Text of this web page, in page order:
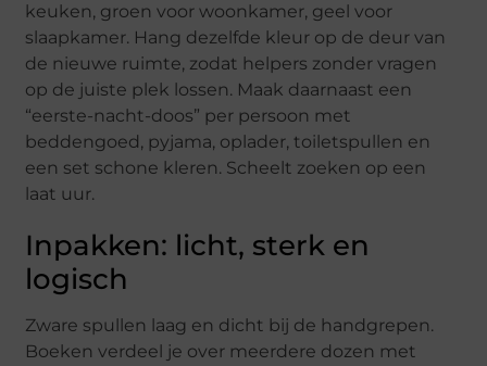
keuken, groen voor woonkamer, geel voor
slaapkamer. Hang dezelfde kleur op de deur van
de nieuwe ruimte, zodat helpers zonder vragen
op de juiste plek lossen. Maak daarnaast een
“eerste-nacht-doos” per persoon met
beddengoed, pyjama, oplader, toiletspullen en
een set schone kleren. Scheelt zoeken op een
laat uur.
Inpakken: licht, sterk en
logisch
Zware spullen laag en dicht bij de handgrepen.
Boeken verdeel je over meerdere dozen met